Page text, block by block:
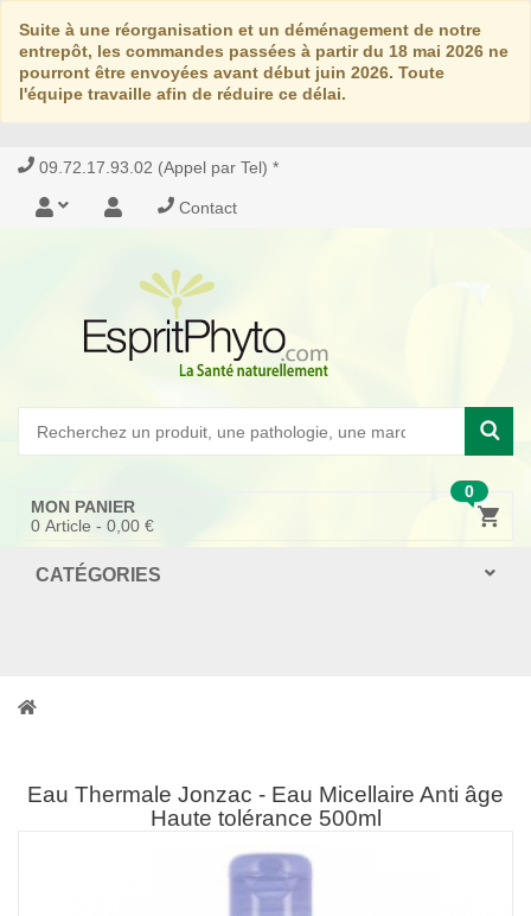
Suite à une réorganisation et un déménagement de notre
entrepôt, les commandes passées à partir du 18 mai 2026 ne
pourront être envoyées avant début juin 2026. Toute
l'équipe travaille afin de réduire ce délai.
09.72.17.93.02 (Appel par Tel) *
Contact
0
MON PANIER
0 Article - 0,00 €
CATÉGORIES
Eau Thermale Jonzac - Eau Micellaire Anti âge
Haute tolérance 500ml